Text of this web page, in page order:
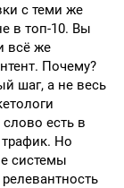
с теми же
в топ-10. Вы
всё же
Почему?
шаг, а не весь
есть в
трафик. Но
системы